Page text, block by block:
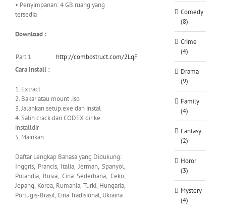
• Penyimpanan: 4 GB ruang yang
tersedia
Download :
Part 1
http://combostruct.com/2LqF
Cara Install :
1. Extract
2. Bakar atau mount .iso
3. Jalankan setup.exe dan instal
4. Salin crack dari CODEX dir ke
installdir
5. Mainkan
Daftar Lengkap Bahasa yang Didukung:
Inggris, Prancis, Italia, Jerman, Spanyol,
Polandia, Rusia, Cina Sederhana, Ceko,
Jepang, Korea, Rumania, Turki, Hungaria,
Portugis-Brasil, Cina Tradisional, Ukraina
Comedy
(8)
Crime
(4)
Drama
(9)
Family
(4)
Fantasy
(2)
Horor
(3)
Mystery
(4)